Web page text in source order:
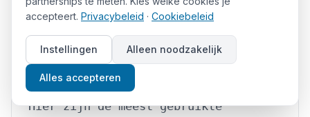
Het identificeren van
overgewaardeerde of fundamenteel
zwakke bedrijven is een vak apart.
Hier zijn de meest gebruikte
accepteert. Privacybeleid · Cookiebeleid
Instellingen Alleen noodzakelijk
Alles accepteren